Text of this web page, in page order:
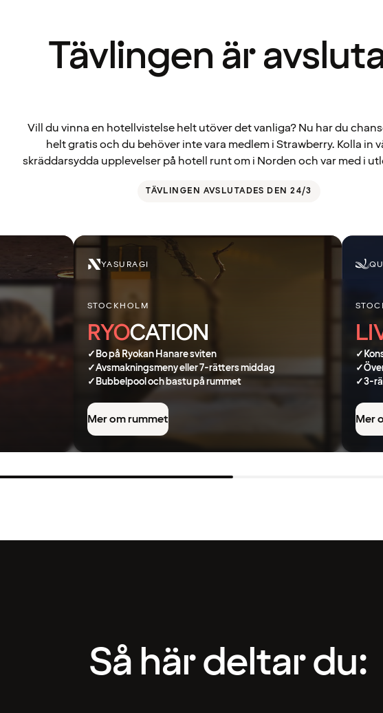
Tävlingen är
Vill du vinna en hotellvistelse helt utöver det vanliga? Nu har du
helt gratis och du behöver inte vara medlem i Strawberry. Kolla in
skräddarsydda upplevelser på hotell runt om i Norden och var med i
TÄVLINGEN AVSLUTADES DEN 24/3
YASURAGI
STOCKHOLM
RYOCATION
✓Bo på Ryokan Hanare sviten
✓Avsmakningsmeny eller 7-rätters middag
✓Bubbelpool och bastu på rummet
Mer om rummet
✓
✓
✓3-
Mer
Så här deltar du: